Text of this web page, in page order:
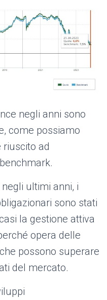
negli anni sono
come possiamo
riuscito ad
ultimi anni, i
sono stati
la gestione attiva
opera delle
possono superare
del mercato.